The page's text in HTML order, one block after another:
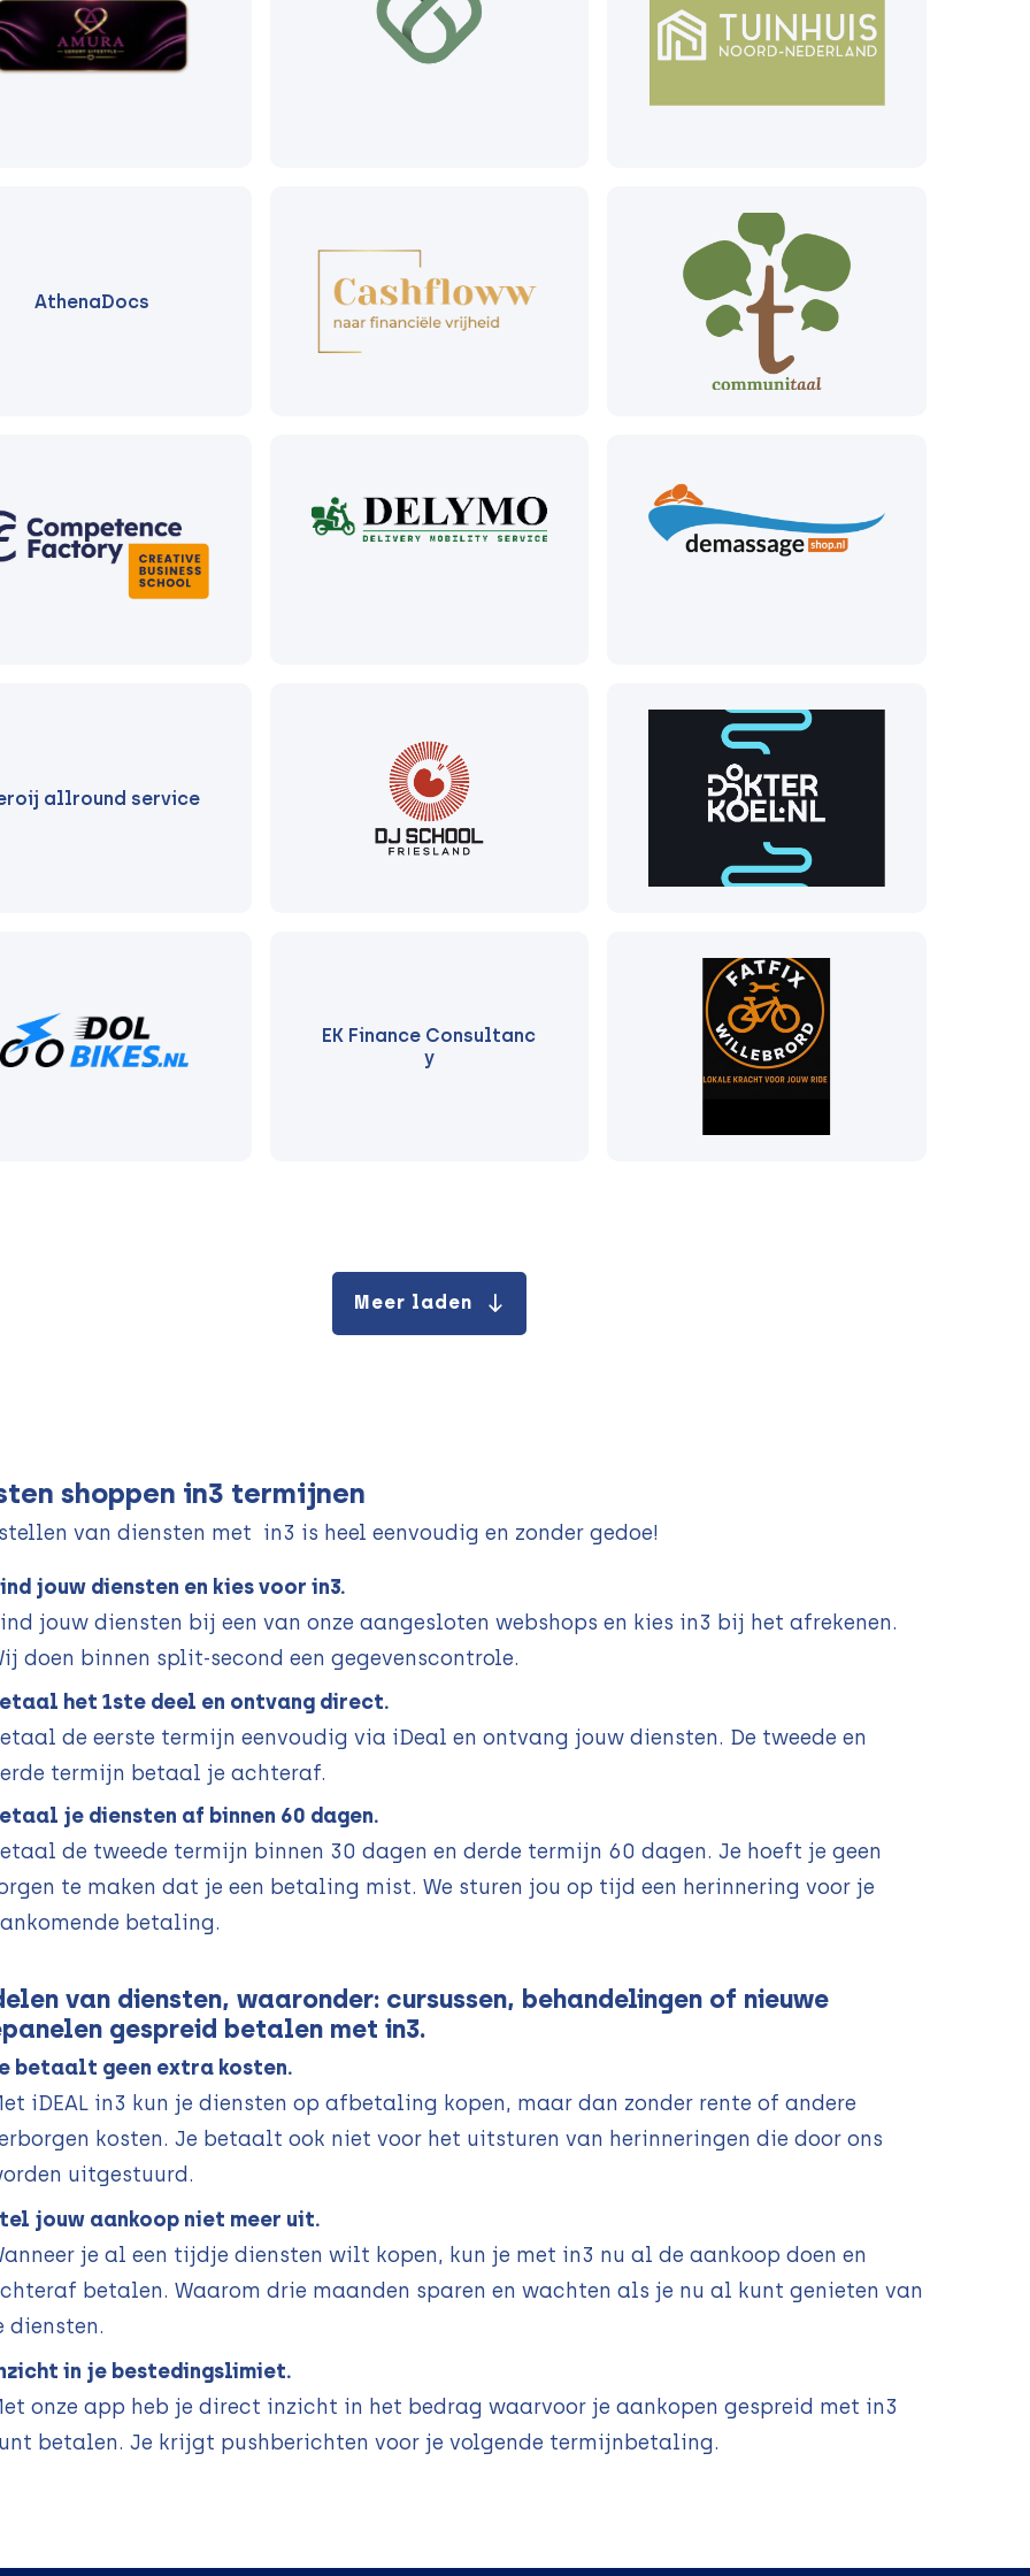
AthenaDocs
allround service
EK Finance Consultanc
y
Meer laden
shoppen in3 termijnen
van diensten met in3 is heel eenvoudig en zonder gedoe!
jouw diensten en kies voor in3.
jouw diensten bij een van onze aangesloten webshops en kies in3 bij het afrekenen.
doen binnen split-second een gegevenscontrole.
het 1ste deel en ontvang direct.
de eerste termijn eenvoudig via iDeal en ontvang jouw diensten. De tweede en
termijn betaal je achteraf.
je diensten af binnen 60 dagen.
de tweede termijn binnen 30 dagen en derde termijn 60 dagen. Je hoeft je geen
te maken dat je een betaling mist. We sturen jou op tijd een herinnering voor je
betaling.
van diensten, waaronder: cursussen, behandelingen of nieuwe
gespreid betalen met in3.
betaalt geen extra kosten.
iDEAL in3 kun je diensten op afbetaling kopen, maar dan zonder rente of andere
kosten. Je betaalt ook niet voor het uitsturen van herinneringen die door ons
uitgestuurd.
jouw aankoop niet meer uit.
je al een tijdje diensten wilt kopen, kun je met in3 nu al de aankoop doen en
betalen. Waarom drie maanden sparen en wachten als je nu al kunt genieten van
diensten.
in je bestedingslimiet.
onze app heb je direct inzicht in het bedrag waarvoor je aankopen gespreid met in3
betalen. Je krijgt pushberichten voor je volgende termijnbetaling.